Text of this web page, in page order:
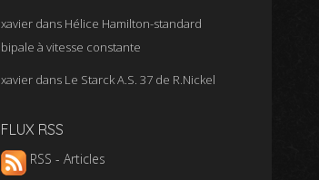
xavier dans Hélice Hamilton-standard
bipale à vitesse constante
xavier dans Le Starck A.S. 37 de R.Nickel
FLUX RSS
RSS - Articles